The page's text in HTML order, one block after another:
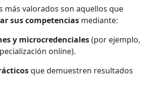
más valorados son aquellos que
sus competencias mediante:
y microcredenciales(por ejemplo,
online).
que demuestren resultados